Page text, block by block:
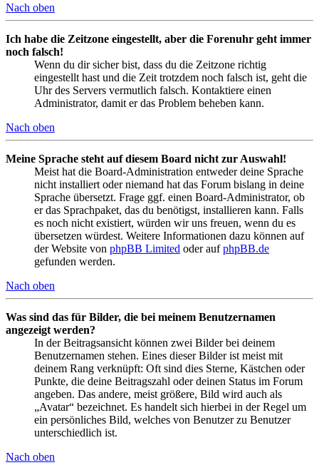
Nach oben
Ich habe die Zeitzone eingestellt, aber die Forenuhr geht immer
noch falsch!
Wenn du dir sicher bist, dass du die Zeitzone richtig
eingestellt hast und die Zeit trotzdem noch falsch ist, geht die
Uhr des Servers vermutlich falsch. Kontaktiere einen
Administrator, damit er das Problem beheben kann.
Nach oben
Meine Sprache steht auf diesem Board nicht zur Auswahl!
Meist hat die Board-Administration entweder deine Sprache
nicht installiert oder niemand hat das Forum bislang in deine
Sprache übersetzt. Frage ggf. einen Board-Administrator, ob
er das Sprachpaket, das du benötigst, installieren kann. Falls
es noch nicht existiert, würden wir uns freuen, wenn du es
übersetzen würdest. Weitere Informationen dazu können auf
der Website von phpBB Limited oder aufphpBB.de
gefunden werden.
Nach oben
Was sind das für Bilder, die bei meinem Benutzernamen
angezeigt werden?
In der Beitragsansicht können zwei Bilder bei deinem
Benutzernamen stehen. Eines dieser Bilder ist meist mit
deinem Rang verknüpft: Oft sind dies Sterne, Kästchen oder
Punkte, die deine Beitragszahl oder deinen Status im Forum
angeben. Das andere, meist größere, Bild wird auch als
„Avatar“ bezeichnet. Es handelt sich hierbei in der Regel um
ein persönliches Bild, welches von Benutzer zu Benutzer
unterschiedlich ist.
Nach oben